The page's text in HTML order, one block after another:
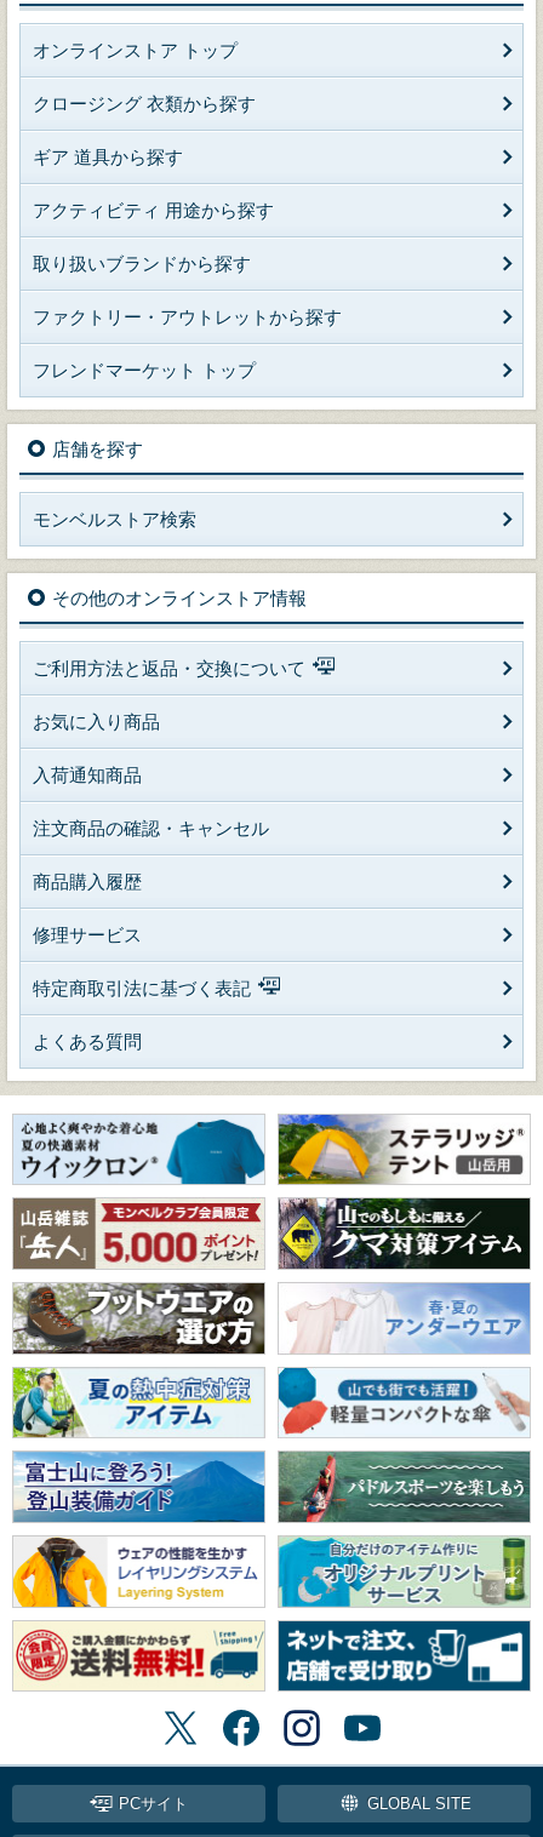
オンラインストア トップ
クロージング 衣類から探す
ギア 道具から探す
アクティビティ 用途から探す
取り扱いブランドから探す
ファクトリー・アウトレットから探す
フレンドマーケット トップ
店舗を探す
モンベルストア検索
その他のオンラインストア情報
ご利用方法と返品・交換について
お気に入り商品
入荷通知商品
注文商品の確認・キャンセル
商品購入履歴
修理サービス
特定商取引法に基づく表記
よくある質問
PCサイト GLOBAL SITE